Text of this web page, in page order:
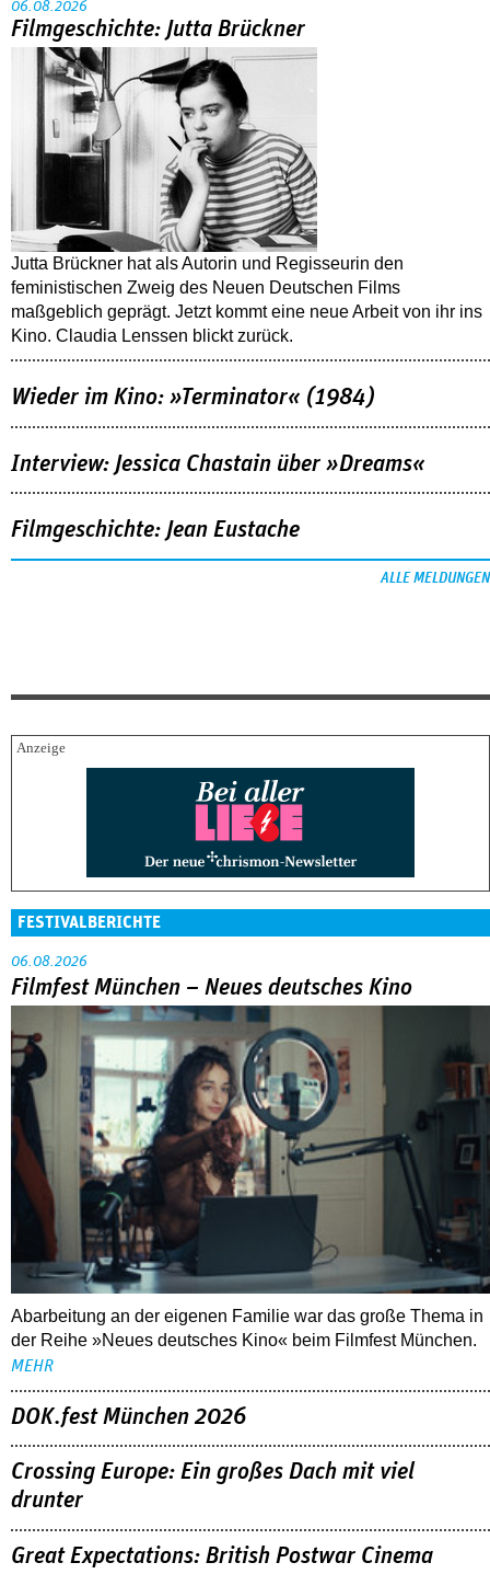
06.08.2026
Filmgeschichte: Jutta Brückner
Jutta Brückner hat als Autorin und Regisseurin den
feministischen Zweig des Neuen Deutschen Films
maßgeblich geprägt. Jetzt kommt eine neue Arbeit von ihr ins
Kino. Claudia Lenssen blickt zurück.
Wieder im Kino: »Terminator« (1984)
Interview: Jessica Chastain über »Dreams«
Filmgeschichte: Jean Eustache
ALLE MELDUNGEN
FESTIVALBERICHTE
06.08.2026
Filmfest München – Neues deutsches Kino
Abarbeitung an der eigenen Familie war das große Thema in
der Reihe »Neues deutsches Kino« beim Filmfest München.
MEHR
DOK.fest München 2026
Crossing Europe: Ein großes Dach mit viel
drunter
Great Expectations: British Postwar Cinema